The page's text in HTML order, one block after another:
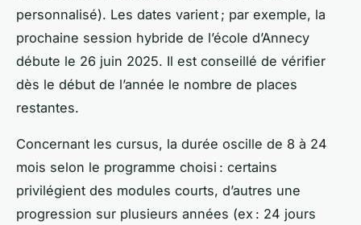
personnalisé). Les dates varient ; par exemple, la
prochaine session hybride de l’école d’Annecy
débute le 26 juin 2025. Il est conseillé de vérifier
dès le début de l’année le nombre de places
restantes.
Concernant les cursus, la durée oscille de 8 à 24
mois selon le programme choisi : certains
privilégient des modules courts, d’autres une
progression sur plusieurs années (ex : 24 jours